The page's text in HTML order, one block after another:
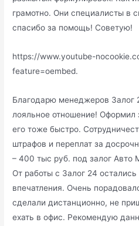
грамотно. Они специалисты в
спасибо за помощь! Советую!
https://www.youtube-
feature=oembed.
Благодарю менеджеров Залог
лояльное отношение! Оформил
его тоже быстро.
штрафов и переплат за
– 400 тыс руб. под залог Авто
От работы с Залог 24
впечатления. Очень
сделали дистанционно, не
ехать в офис. Рекомендую